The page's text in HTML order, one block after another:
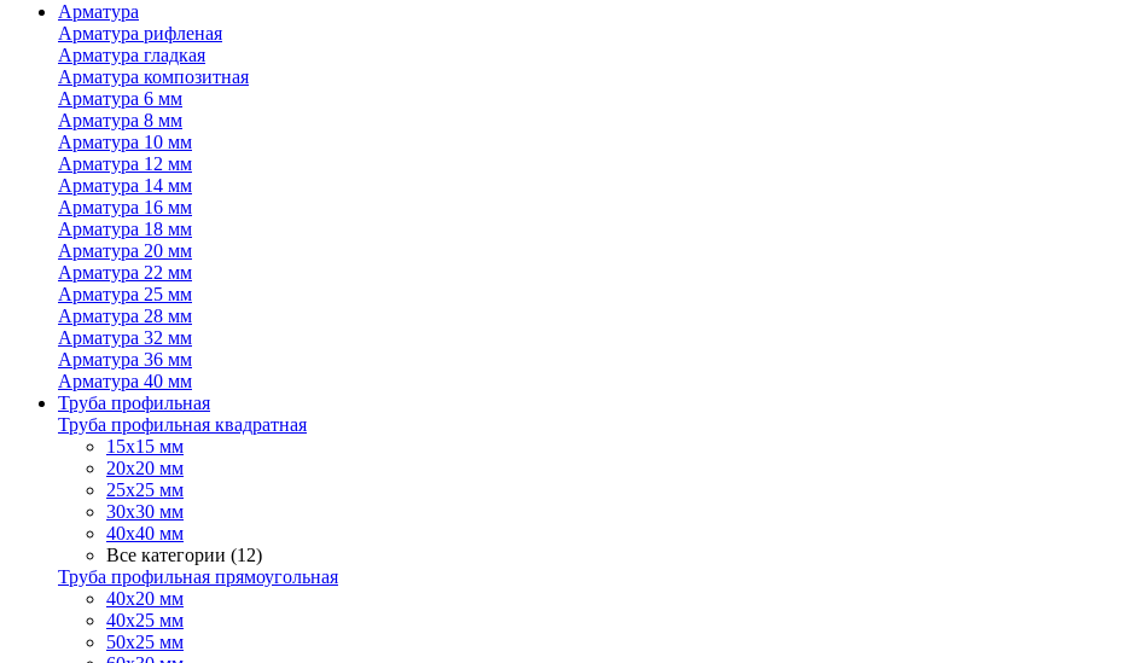
Арматура
Арматура рифленая
Арматура гладкая
Арматура композитная
Арматура 6 мм
Арматура 8 мм
Арматура 10 мм
Арматура 12 мм
Арматура 14 мм
Арматура 16 мм
Арматура 18 мм
Арматура 20 мм
Арматура 22 мм
Арматура 25 мм
Арматура 28 мм
Арматура 32 мм
Арматура 36 мм
Арматура 40 мм
Труба профильная
Труба профильная квадратная
15х15 мм
20х20 мм
25х25 мм
30х30 мм
40х40 мм
Все категории (12)
Труба профильная прямоугольная
40х20 мм
40х25 мм
50х25 мм